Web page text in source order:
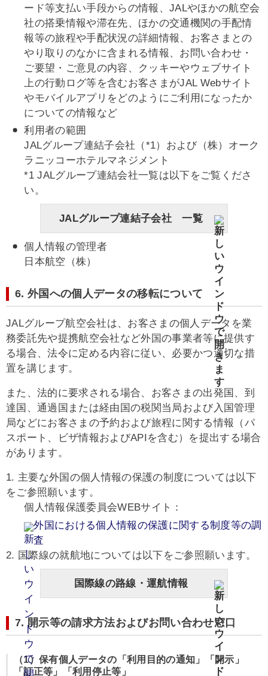
ード等支払い手段からの情報、JALやほかの航空会
社の搭乗情報や滞在先、ほかの交通機関の手配情
報等の旅程や手配状況の詳細情報、お客さまとの
やり取りのなかに含まれる情報、お問い合わせ・
ご要望・ご意見の内容、クッキーやウェブサイト
上の行動ログ等を含むお客さまがJAL Webサイト
やモバイルアプリをどのようにご利用になったか
についての情報など
利用者の範囲
JALグループ連結子会社（*1）および（株）オーク
ラニッコーホテルマネジメント
*1 JALグループ連結会社一覧は以下をご覧くださ
い。
JALグループ連結子会社 一覧
個人情報の管理者
日本航空（株）
6. 外国への個人データの移転について
JALグループ航空会社は、お客さまの個人データを業
務委託先や提携航空会社など外国の事業者等に提供す
る場合、法令に定める内容に従い、必要かつ適切な措
置を講じます。
また、法的に要求される場合、お客さまの出発国、到
達国、通過国または経由国の税関当局および入国管理
局などにお客さまの予約および旅程に関する情報（パ
スポート、ビザ情報およびAPIを含む）を提出する場合
があります。
1. 主要な外国の個人情報の保護の制度については以下
をご参照願います。
個人情報保護委員会WEBサイト：
外国における個人情報の保護に関する制度等の調
査
2. 国際線の就航地については以下をご参照願います。
国際線の路線・運航情報
7. 開示等の請求方法およびお問い合わせ窓口
（1）保有個人データの「利用目的の通知」「開示」
「訂正等」「利用停止等」